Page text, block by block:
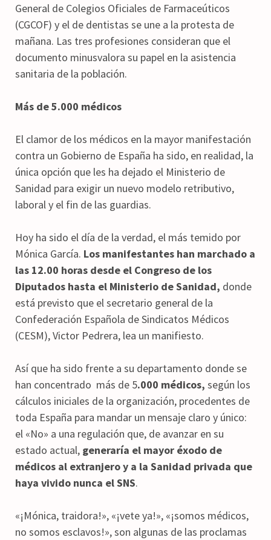
General de Colegios Oficiales de Farmaceúticos
(CGCOF) y el de dentistas se une a la protesta de
mañana. Las tres profesiones consideran que el
documento minusvalora su papel en la asistencia
sanitaria de la población.
Más de 5.000 médicos
El clamor de los médicos en la mayor manifestación
contra un Gobierno de España ha sido, en realidad, la
única opción que les ha dejado el Ministerio de
Sanidad para exigir un nuevo modelo retributivo,
laboral y el fin de las guardias.
Hoy ha sido el día de la verdad, el más temido por
Mónica García. Los manifestantes han marchado a
las 12.00 horas desde el Congreso de los
Diputados hasta el Ministerio de Sanidad, donde
está previsto que el secretario general de la
Confederación Española de Sindicatos Médicos
(CESM), Victor Pedrera, lea un manifiesto.
Así que ha sido frente a su departamento donde se
han concentrado más de 5.000 médicos, según los
cálculos iniciales de la organización, procedentes de
toda España para mandar un mensaje claro y único:
el «No» a una regulación que, de avanzar en su
estado actual, generaría el mayor éxodo de
médicos al extranjero y a la Sanidad privada que
haya vivido nunca el SNS.
«¡Mónica, traidora!», «¡vete ya!», «¡somos médicos,
no somos esclavos!», son algunas de las proclamas